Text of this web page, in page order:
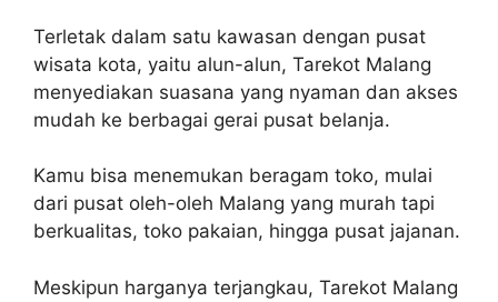
Terletak dalam satu kawasan dengan pusat
wisata kota, yaitu alun-alun, Tarekot Malang
menyediakan suasana yang nyaman dan akses
mudah ke berbagai gerai pusat belanja.
Kamu bisa menemukan beragam toko, mulai
dari pusat oleh-oleh Malang yang murah tapi
berkualitas, toko pakaian, hingga pusat jajanan.
Meskipun harganya terjangkau, Tarekot Malang